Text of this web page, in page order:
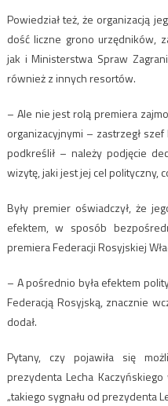
Powiedział też, że organizacją
dość liczne grono urzędników,
jak i Ministerstwa Spraw
również z innych resortów.
– Ale nie jest rolą premiera
organizacyjnymi – zastrzegł
podkreślił – należy podjęcie
wizytę, jaki jest jej cel polityczny,
Były premier oświadczył, że
efektem, w sposób
premiera Federacji Rosyjskiej
– A pośrednio była efektem
Federacją Rosyjską, znacznie
dodał.
Pytany, czy pojawiła się
prezydenta Lecha
„takiego sygnału od prezydenta